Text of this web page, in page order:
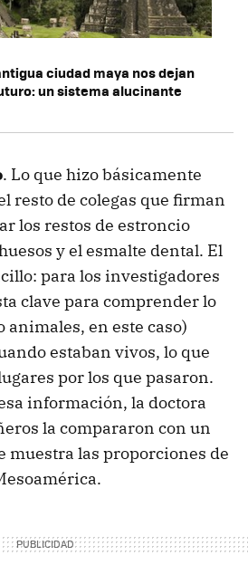
ciudad maya nos dejan
un sistema alucinante
. Lo que hizo básicamente
resto de colegas que firman
los restos de estroncio
y el esmalte dental. El
para los investigadores
clave para comprender lo
animales, en este caso)
estaban vivos, lo que
por los que pasaron.
información, la doctora
la compararon con un
muestra las proporciones de